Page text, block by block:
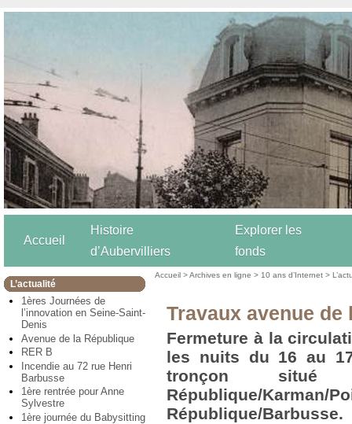
Accueil
Histoire
d’Aubervilliers
Explorer les
fonds
L’actualité
1ères Journées de
l’innovation en Seine-Saint-
Denis
Avenue de la République
RER B
Incendie au 72 rue Henri
Barbusse
1ère rentrée pour Anne
Sylvestre
1ère journée du Babysitting
Accueil >Archives en ligne > 10 ans d’Internet >
Travaux avenue de
Fermeture à la
les nuits du 16 au
tronçon situé
République/
République/Barbusse.